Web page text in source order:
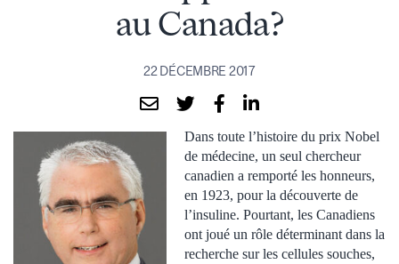
au Canada?
22 DÉCEMBRE 2017
Dans toute l’histoire du prix Nobel
de médecine, un seul chercheur
canadien a remporté les honneurs,
en 1923, pour la découverte de
l’insuline. Pourtant, les Canadiens
ont joué un rôle déterminant dans la
recherche sur les cellules souches,